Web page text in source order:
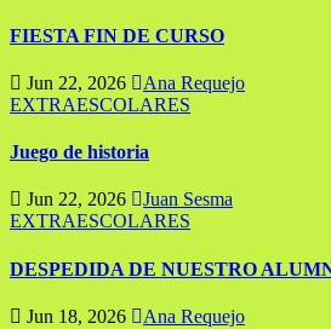
FIESTA FIN DE CURSO
Jun 22, 2026
Ana Requejo
EXTRAESCOLARES
Juego de historia
Jun 22, 2026
Juan Sesma
EXTRAESCOLARES
DESPEDIDA DE NUESTRO
Jun 18, 2026 Ana Requejo